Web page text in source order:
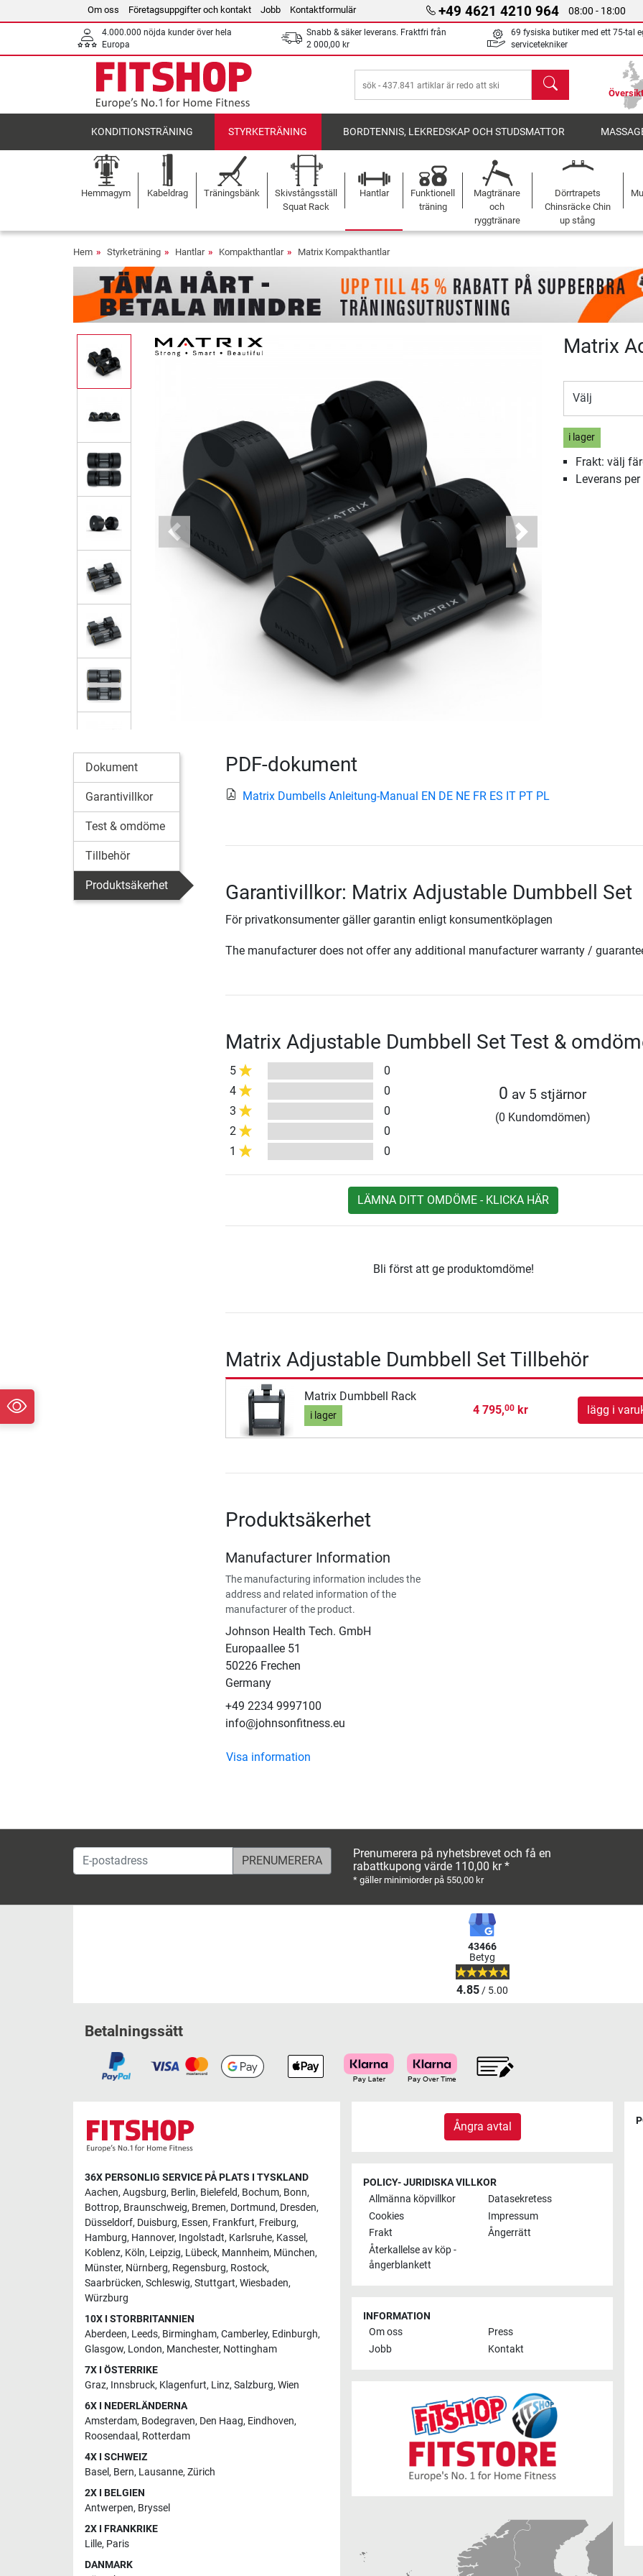
Om oss Företagsuppgifter och kontakt Jobb Kontaktformulär +49 4621 4210 964 08:00 - 18:00
4.000.000 nöjda kunder över hela
Europa
Snabb & säker leverans. Fraktfri från
2 000,00 kr
69 fysiska butiker med ett 75-tal
servicetekniker
sök
KONDITIONSTRÄNING STYRKETRÄNING BORDTENNIS, LEKREDSKAP OCH STUDSMATTOR
Hemmagym Kabeldrag Träningsbänk
Skivstångsställ
Squat Rack
Hantlar
Funktionell
träning
Magtränare
och
ryggtränare
Dörrtrapets
Chinsräcke Chin
up stång
Hem Styrketräning Hantlar Kompakthantlar Matrix Kompakthantlar
Previous Next
Matrix
Välj
i lager
Frakt: välj
Leverans per
Dokument
Garantivillkor
Test & omdöme
Tillbehör
Produktsäkerhet
PDF-dokument
Matrix Dumbells Anleitung-Manual EN DE NE FR ES IT PT PL
Garantivillkor: Matrix Adjustable Dumbbell Set
För privatkonsumenter gäller garantin enligt konsumentköplagen
The manufacturer does not offer any additional manufacturer warranty /
Matrix Adjustable Dumbbell Set Test &
5
0
4
0
3
0
2
0
1
0
0 av 5 stjärnor
(0 Kundomdömen)
LÄMNA DITT OMDÖME - KLICKA HÄR
Bli först att ge produktomdöme!
Matrix Adjustable Dumbbell Set Tillbehör
Matrix Dumbbell Rack
i lager 4 795,00kr lägg i
Produktsäkerhet
Manufacturer Information
The manufacturing information includes the
address and related information of the
manufacturer of the product.
Johnson Health Tech. GmbH
Europaallee 51
50226 Frechen
Germany
+49 2234 9997100
info@johnsonfitness.eu
Visa information
E-postadress
Prenumerera på nyhetsbrevet och få en
rabattkupong värde 110,00 kr *
* gäller minimiorder på 550,00 kr
43466
Betyg
4.85/ 5.00
Betalningssätt
36X PERSONLIG SERVICE PÅ PLATS I TYSKLAND
Aachen, Augsburg, Berlin, Bielefeld, Bochum, Bonn,
Bottrop, Braunschweig, Bremen, Dortmund, Dresden,
Düsseldorf, Duisburg, Essen, Frankfurt, Freiburg,
Hamburg, Hannover, Ingolstadt, Karlsruhe, Kassel,
Koblenz, Köln, Leipzig, Lübeck, Mannheim, München,
Münster, Nürnberg, Regensburg, Rostock,
Saarbrücken, Schleswig, Stuttgart, Wiesbaden,
Würzburg
10X I STORBRITANNIEN
Aberdeen, Leeds, Birmingham, Camberley, Edinburgh,
Glasgow, London, Manchester, Nottingham
7X I ÖSTERRIKE
Graz, Innsbruck, Klagenfurt, Linz, Salzburg, Wien
6X I NEDERLÄNDERNA
Amsterdam, Bodegraven, Den Haag, Eindhoven,
Roosendaal , Rotterdam
4X I SCHWEIZ
Basel, Bern, Lausanne, Zürich
2X I BELGIEN
Antwerpen, Bryssel
2X I FRANKRIKE
Lille, Paris
DANMARK
Ångra avtal
POLICY- JURIDISKA VILLKOR
Allmänna köpvillkor
Datasekretess
Cookies
Impressum
Frakt
Ångerrätt
Återkallelse av köp -
ångerblankett
INFORMATION
Om oss
Press
Jobb
Kontakt